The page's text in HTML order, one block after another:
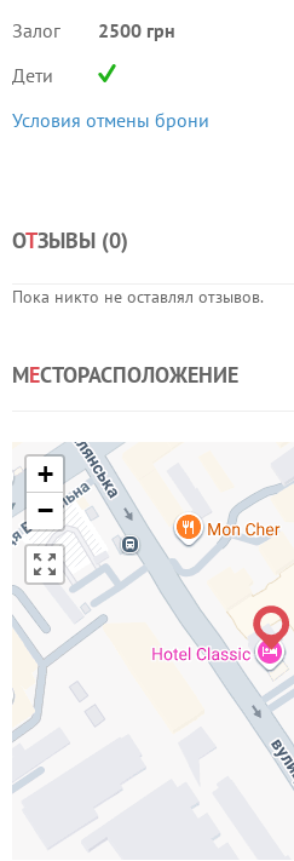
Залог
2500 грн
Дети
Условия отмены брони
ОТЗЫВЫ (0)
Пока никто не оставлял отзывов.
МЕСТОРАСПОЛОЖЕНИЕ
+
−